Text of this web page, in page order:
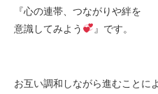
『心の連帯、つながりや絆を
意識してみよう
』です。
お互い調和しながら進むことに